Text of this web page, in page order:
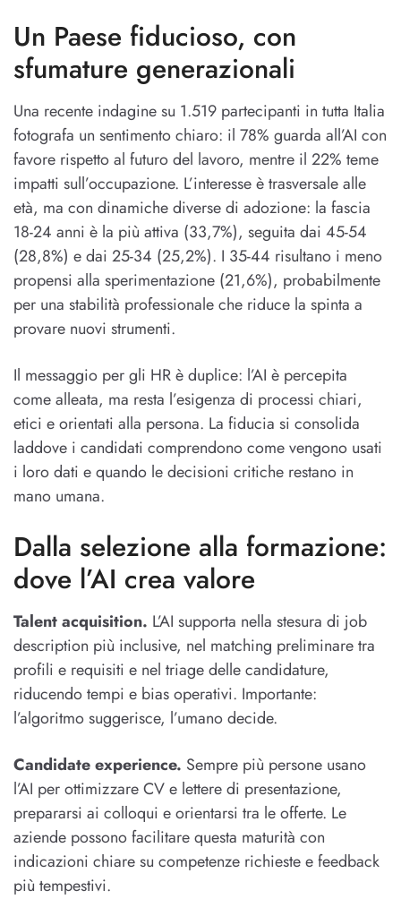
Un Paese fiducioso, con
sfumature generazionali
Una recente indagine su 1.519 partecipanti in tutta Italia
fotografa un sentimento chiaro: il 78% guarda all’AI con
favore rispetto al futuro del lavoro, mentre il 22% teme
impatti sull’occupazione. L’interesse è trasversale alle
età, ma con dinamiche diverse di adozione: la fascia
18-24 anni è la più attiva (33,7%), seguita dai 45-54
(28,8%) e dai 25-34 (25,2%). I 35-44 risultano i meno
propensi alla sperimentazione (21,6%), probabilmente
per una stabilità professionale che riduce la spinta a
provare nuovi strumenti.
Il messaggio per gli HR è duplice: l’AI è percepita
come alleata, ma resta l’esigenza di processi chiari,
etici e orientati alla persona. La fiducia si consolida
laddove i candidati comprendono come vengono usati
i loro dati e quando le decisioni critiche restano in
mano umana.
Dalla selezione alla formazione:
dove l’AI crea valore
Talent acquisition. L’AI supporta nella stesura di job
description più inclusive, nel matching preliminare tra
profili e requisiti e nel triage delle candidature,
riducendo tempi e bias operativi. Importante:
l’algoritmo suggerisce, l’umano decide.
Candidate experience. Sempre più persone usano
l’AI per ottimizzare CV e lettere di presentazione,
prepararsi ai colloqui e orientarsi tra le offerte. Le
aziende possono facilitare questa maturità con
indicazioni chiare su competenze richieste e feedback
più tempestivi.